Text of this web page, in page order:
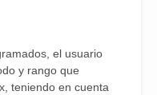
el usuario
y rango que
teniendo en cuenta